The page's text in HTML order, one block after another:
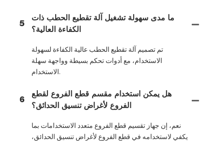
5
ما مدى سهولة تشغيل آلة تقطيع الحطب ذات
الكفاءة العالية؟
تم تصميم آلة تقطيع الحطب عالية الكفاءة لسهولة
الاستخدام، مع أدوات تحكم بسيطة وواجهة سهلة
الاستخدام.
6
هل يمكن استخدام مقسم قطع الفروع لقطع
الفروع لأغراض تنسيق الحدائق؟
نعم، إن جهاز تقسيم قطع الفروع متعدد الاستخدامات بما
يكفي لاستخدامه في قطع الفروع لأغراض تنسيق الحدائق،